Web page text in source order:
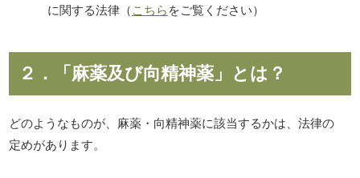
に関する法律（こちらをご覧ください）
２．「麻薬及び向精神薬」とは？
どのようなものが、麻薬・向精神薬に該当するかは、法律の
定めがあります。